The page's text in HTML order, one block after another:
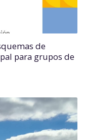
de
para grupos de